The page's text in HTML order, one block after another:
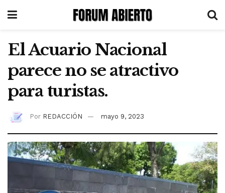
El Acuario Nacional
parece no se atractivo
para turistas.
Por REDACCIÓN mayo 9, 2023